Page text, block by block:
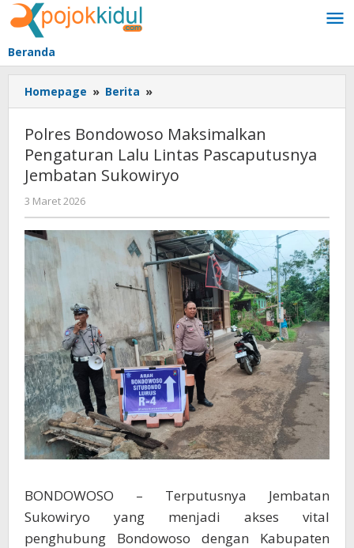
Lewati
ke
konten
Beranda
Homepage » Berita »
Bondowoso
Pengaturan
Lalu
Lintas
Pascaputusnya
Sukowiryo
Polres Bondowoso Maksimalkan
Pengaturan Lalu Lintas Pascaputusnya
Jembatan Sukowiryo
3 Maret 2026
BangAdmin
BONDOWOSO – Terputusnya Jembatan
Sukowiryo yang menjadi akses vital
penghubung Bondowoso dengan Kabupaten